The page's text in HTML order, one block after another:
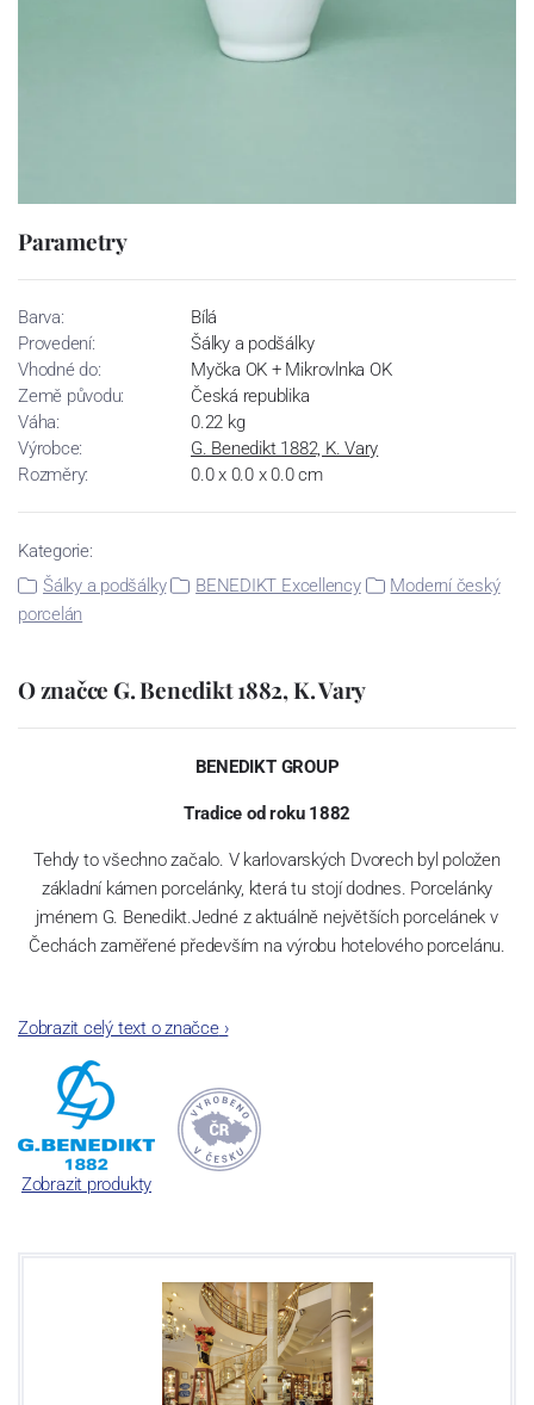
Parametry
Barva:
Bílá
Provedení:
Šálky a podšálky
Vhodné do:
Myčka OK + Mikrovlnka OK
Země původu:
Česká republika
Váha:
0.22 kg
Výrobce:
G. Benedikt 1882, K. Vary
Rozměry:
0.0 x 0.0 x 0.0 cm
Kategorie:
Šálky a podšálky
BENEDIKT Excellency
Moderní český
porcelán
O značce G. Benedikt 1882, K. Vary
BENEDIKT GROUP
Tradice od roku 1882
Tehdy to všechno začalo. V karlovarských Dvorech byl položen
základní kámen porcelánky, která tu stojí dodnes. Porcelánky
jménem G. Benedikt.Jedné z aktuálně největších porcelánek v
Čechách zaměřené především na výrobu hotelového porcelánu.
Jak čas plynul, našla porcelánka šikovné kolegy – spojence v
Rakousku a Švýcarsku. A tak dnes se značkami Lilien Austria a
Suisse Langenthal tvoříme společnost „G. Benedikt Group“. Ač z
různých zemí, všechny tři máme jedno společné: mimořádně
odolný porcelán, se kterým není třeba jednat v rukavičkách.
Zobrazit celý text o značce›
Zobrazit produkty